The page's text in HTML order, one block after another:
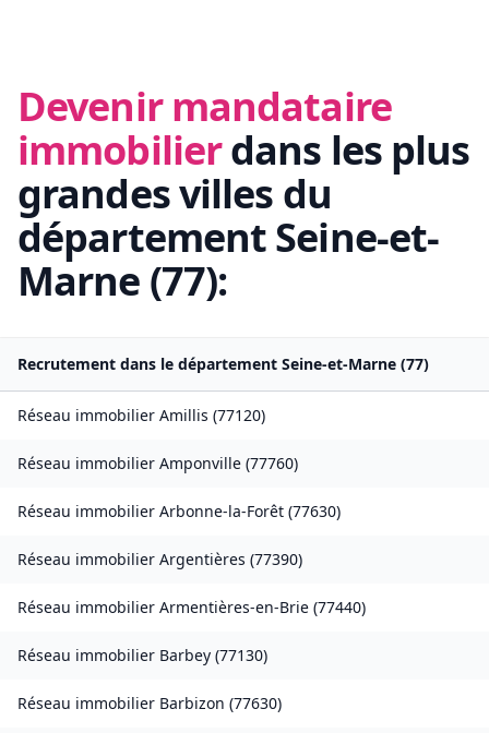
Devenir mandataire
immobilierdans les plus
grandes villes du
départementSeine-et-
Marne (77):
Recrutement dans le département Seine-et-Marne (77)
Réseau immobilier Amillis (77120)
Réseau immobilier Amponville (77760)
Réseau immobilier Arbonne-la-Forêt (77630)
Réseau immobilier Argentières (77390)
Réseau immobilier Armentières-en-Brie (77440)
Réseau immobilier Barbey (77130)
Réseau immobilier Barbizon (77630)